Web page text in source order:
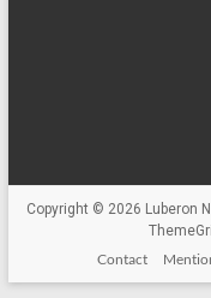
Copyright © 2026 Luberon
Contact